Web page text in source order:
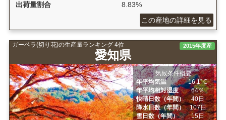
出荷量割合
8.83%
この産地の詳細を見る
ガーベラ(切り花)の生産量ランキング 4位
愛知県
2015年度産
気候条件概要
年平均気温
16.1ﾟC
年平均相対湿度
64％
快晴日数（年間）
40日
降水日数（年間）
107日
雪日数（年間）
15日